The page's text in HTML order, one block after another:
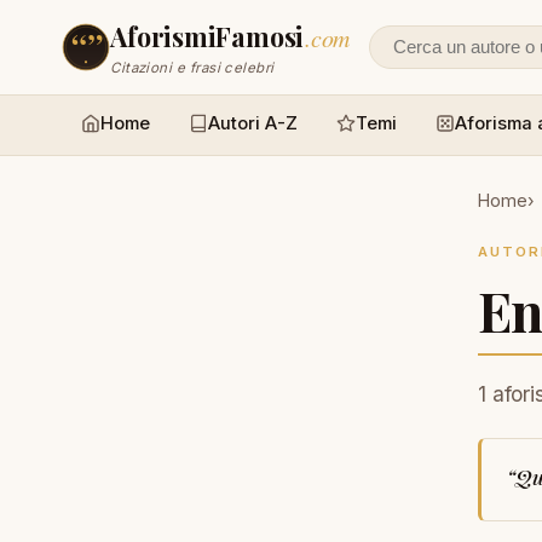
AforismiFamosi.com
Citazioni e frasi celebri Cerca un
Home Autori A-Z Temi Aforisma
Home
1
“